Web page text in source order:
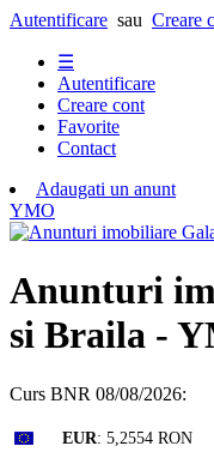
Autentificare sau Creare
☰
Autentificare
Creare cont
Favorite
Contact
Adaugati un anunt
YMO
Anunturi
si Braila -
Curs BNR 08/08/2026:
EUR: 5,2554 RON